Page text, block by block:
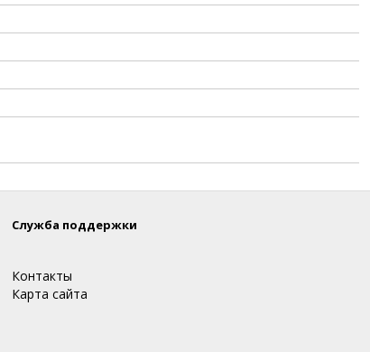
Служба поддержки
Контакты
Карта сайта